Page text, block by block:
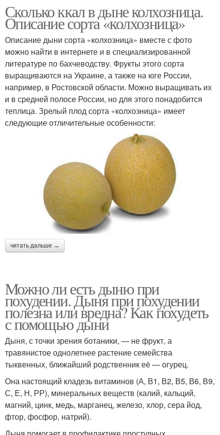
Сколько ккал в дыне колхозница.
Описание сорта «колхозница»
Описание дыни сорта «колхозница» вместе с фото
можно найти в интернете и в специализированной
литературе по бахчеводству. Фрукты этого сорта
выращиваются на Украине, а также на юге России,
например, в Ростовской области. Можно выращивать их
и в средней полосе России, но для этого понадобится
теплица. Зрелый плод сорта «колхозница» имеет
следующие отличительные особенности:
читать дальше →
Можно ли есть дыню при
похудении. Дыня при похудении
полезна или вредна? Как похудеть
с помощью дыни
Дыня, с точки зрения ботаники, — не фрукт, а
травянистое однолетнее растение семейства
тыквенных, ближайший родственник её — огурец.
Она настоящий кладезь витаминов (А, В1, В2, В5, В6, В9,
С, Е, Н, РР), минеральных веществ (калий, кальций,
магний, цинк, медь, марганец, железо, хлор, сера йод,
фтор, фосфор, натрий).